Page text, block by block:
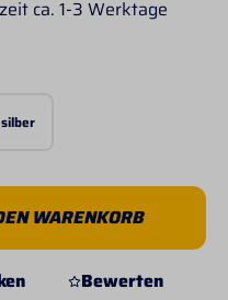
ca. 1-3 Werktage
silber
gewünschten
WARENKORB
Bewerten